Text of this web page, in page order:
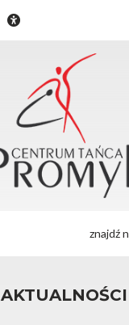
AKTUALNOŚCI